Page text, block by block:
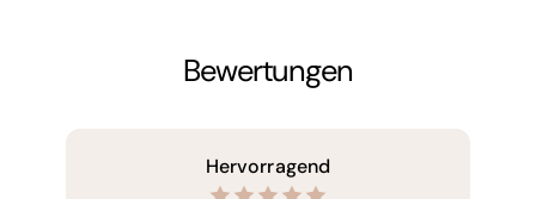
Bewertungen
Hervorragend